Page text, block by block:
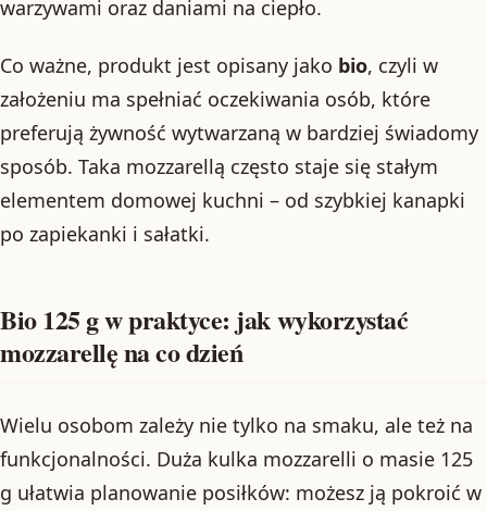
warzywami oraz daniami na ciepło.
Co ważne, produkt jest opisany jako bio, czyli w
założeniu ma spełniać oczekiwania osób, które
preferują żywność wytwarzaną w bardziej świadomy
sposób. Taka mozzarellą często staje się stałym
elementem domowej kuchni – od szybkiej kanapki
po zapiekanki i sałatki.
Bio 125 g w praktyce: jak wykorzystać
mozzarellę na co dzień
Wielu osobom zależy nie tylko na smaku, ale też na
funkcjonalności. Duża kulka mozzarelli o masie 125
g ułatwia planowanie posiłków: możesz ją pokroić w